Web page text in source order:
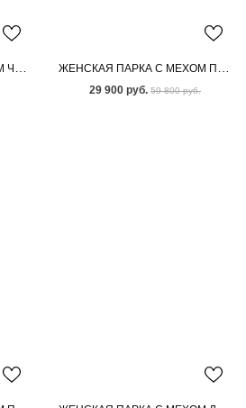
29 900 руб. 59 800 руб.